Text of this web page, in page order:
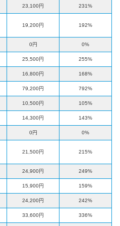
23,100円 231%
19,200円 192%
0円 0%
25,500円 255%
16,800円 168%
79,200円 792%
10,500円 105%
14,300円 143%
0円 0%
21,500円 215%
24,900円 249%
15,900円 159%
24,200円 242%
33,600円 336%